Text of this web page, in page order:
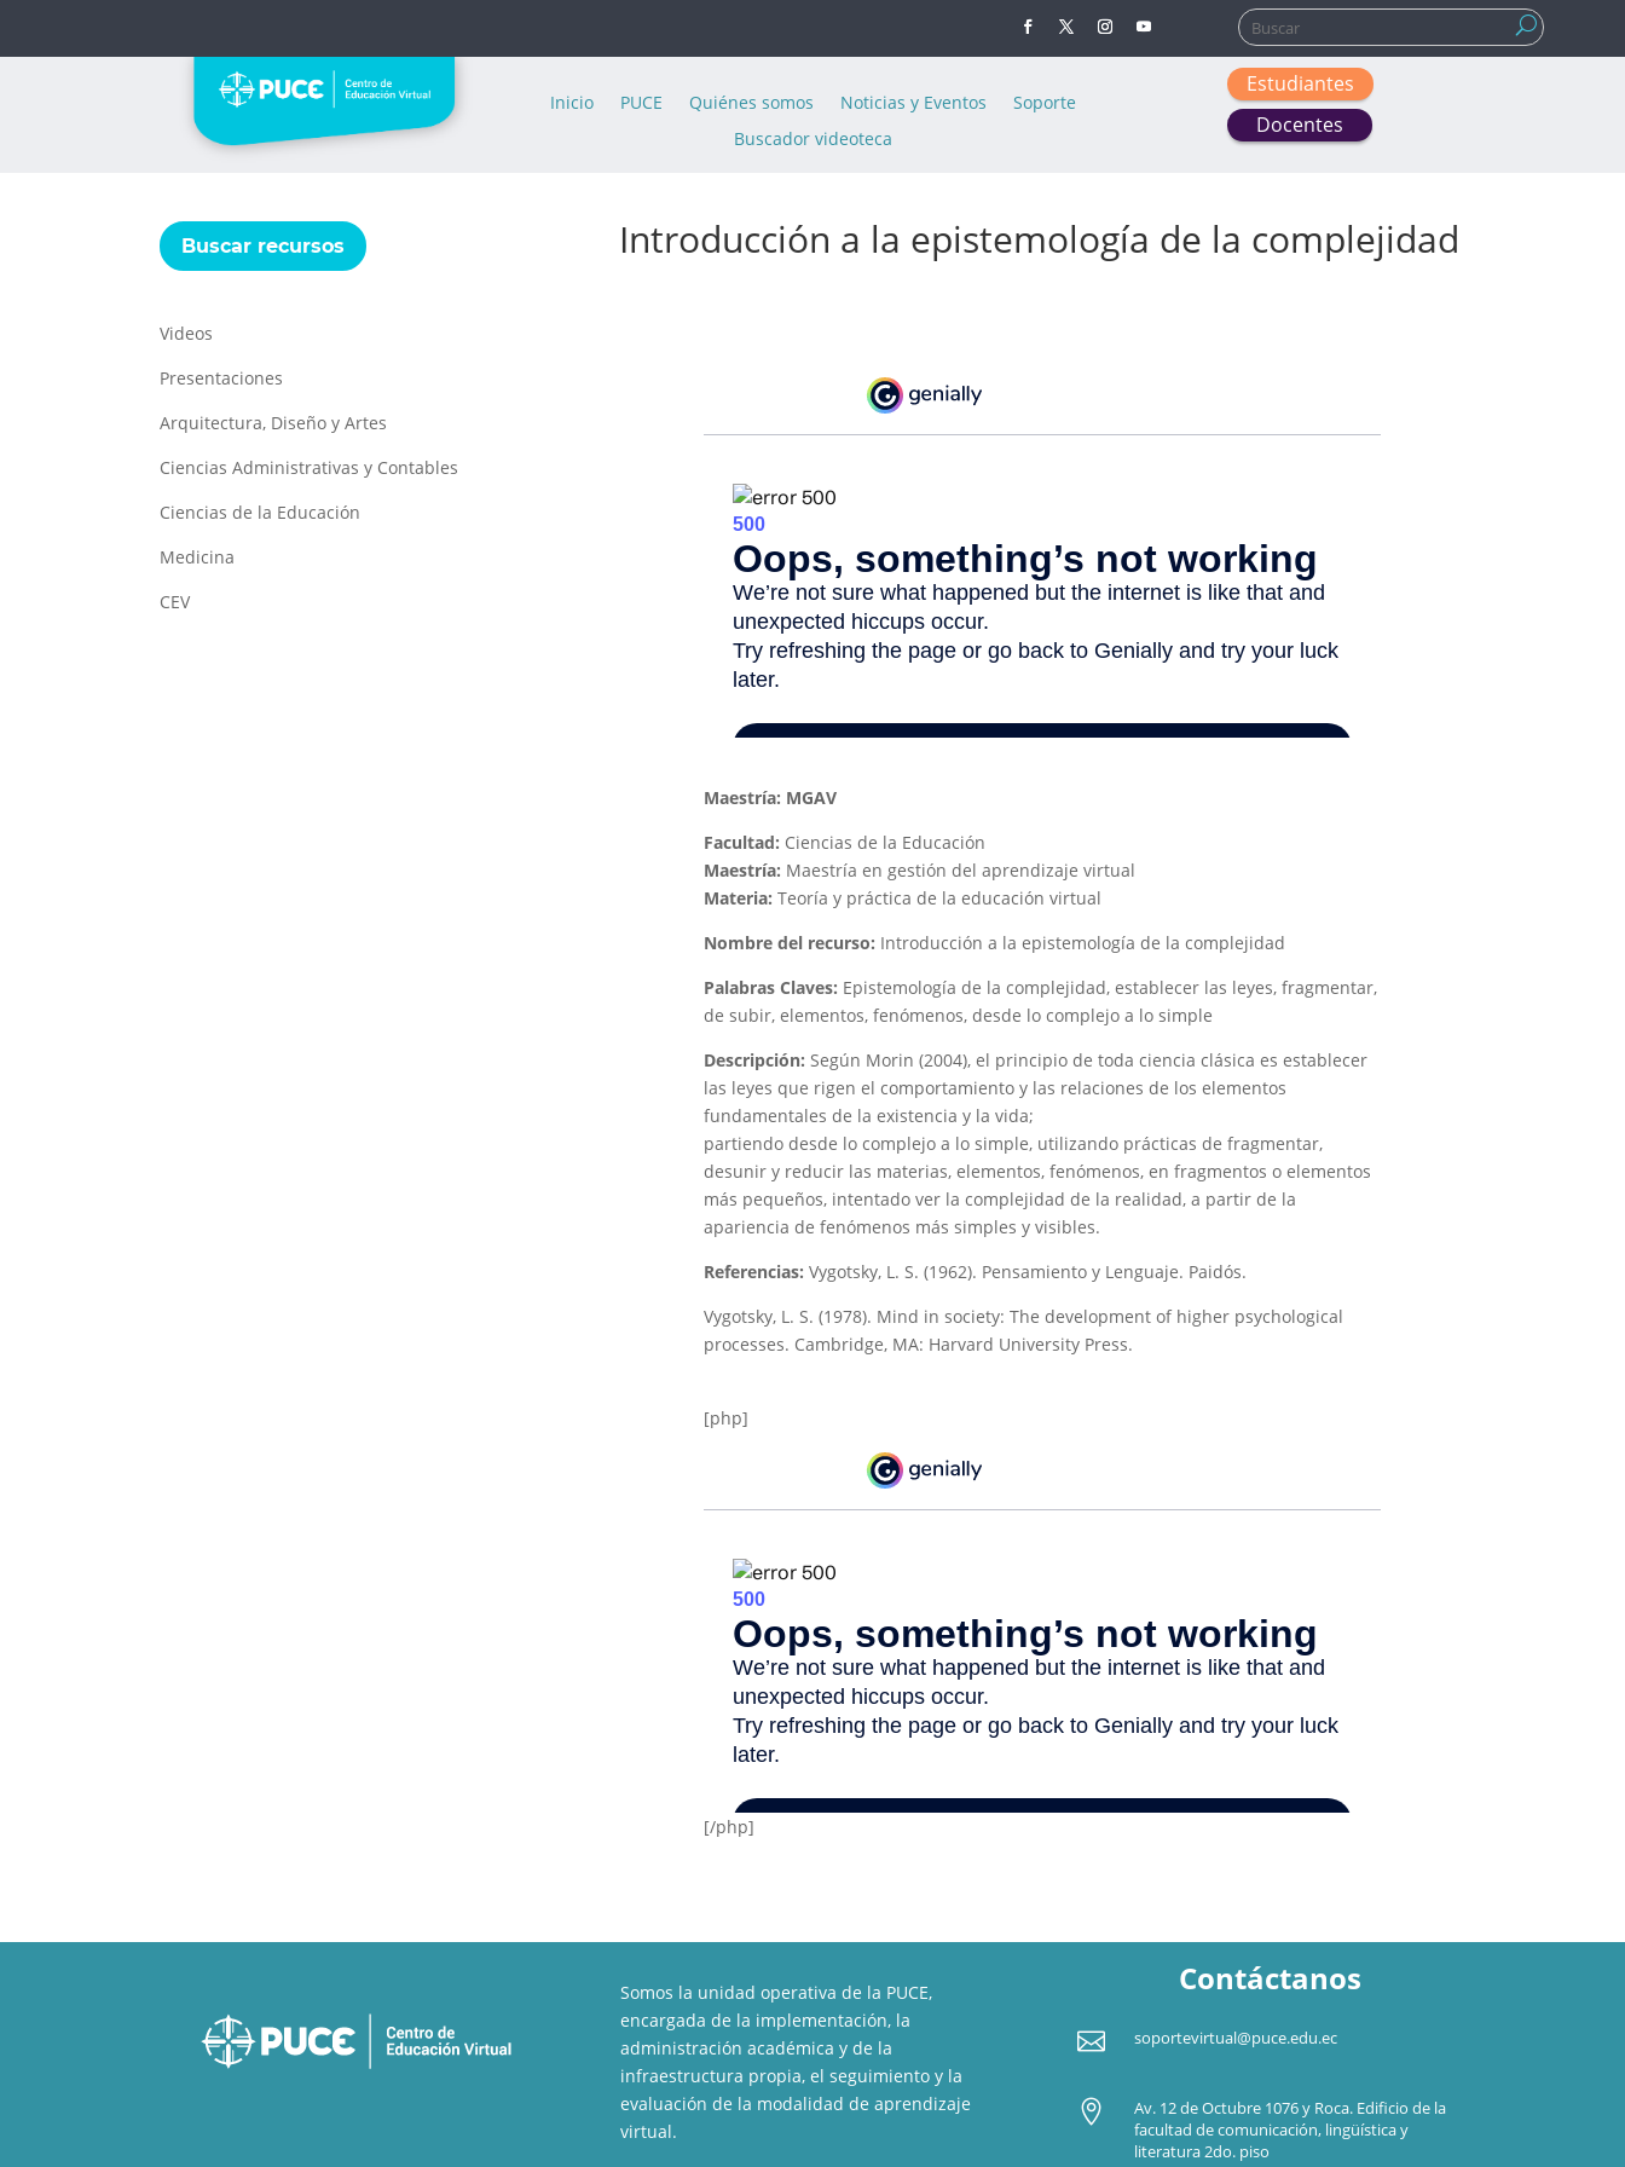
Buscar:
Inicio PUCE Quiénes somos Noticias y Eventos
Soporte
Buscador videoteca
Estudiantes
Docentes
Buscar recursos
Videos
Presentaciones
Arquitectura, Diseño y Artes
Ciencias Administrativas y Contables
Ciencias de la Educación
Medicina
CEV
Introducción a la epistemología de la complejidad
Maestría: MGAV
Facultad: Ciencias de la Educación
Maestría: Maestría en gestión del aprendizaje virtual
Materia: Teoría y práctica de la educación virtual
Nombre del recurso: Introducción a la epistemología de la complejidad
Palabras Claves: Epistemología de la complejidad, establecer las leyes, fragmentar,
de subir, elementos, fenómenos, desde lo complejo a lo simple
Descripción: Según Morin (2004), el principio de toda ciencia clásica es establecer
las leyes que rigen el comportamiento y las relaciones de los elementos
fundamentales de la existencia y la vida;
partiendo desde lo complejo a lo simple, utilizando prácticas de fragmentar,
desunir y reducir las materias, elementos, fenómenos, en fragmentos o elementos
más pequeños, intentado ver la complejidad de la realidad, a partir de la
apariencia de fenómenos más simples y visibles.
Referencias: Vygotsky, L. S. (1962). Pensamiento y Lenguaje. Paidós.
Vygotsky, L. S. (1978). Mind in society: The development of higher psychological
processes. Cambridge, MA: Harvard University Press.
[php]
[/php]
Somos la unidad operativa de la PUCE,
encargada de la implementación, la
administración académica y de la
infraestructura propia, el seguimiento y la
evaluación de la modalidad de aprendizaje
virtual.
Contáctanos
 soportevirtual@puce.edu.ec

Av. 12 de Octubre 1076 y Roca. Edificio de la
facultad de comunicación, lingüística y
literatura 2do. piso